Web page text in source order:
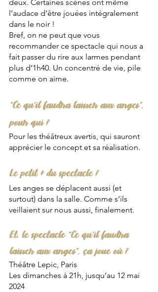
deux. Certaines scènes ont même
l’audace d’être jouées intégralement
dans le noir !
Bref, on ne peut que vous
recommander ce spectacle qui nous a
fait passer du rire aux larmes pendant
plus d’1h40. Un concentré de vie, pile
comme on aime.
“Ce qu’il faudra laisser aux anges”,
pour qui ?
Pour les théâtreux avertis, qui sauront
apprécier le concept et sa réalisation.
Le petit + du spectacle ?
Les anges se déplacent aussi (et
surtout) dans la salle. Comme s’ils
veillaient sur nous aussi, finalement.
Et, le spectacle “Ce qu’il faudra
laisser aux anges”, ça joue où ?
Théâtre Lepic, Paris
Les dimanches à 21h, jusqu’au 12 mai
2024